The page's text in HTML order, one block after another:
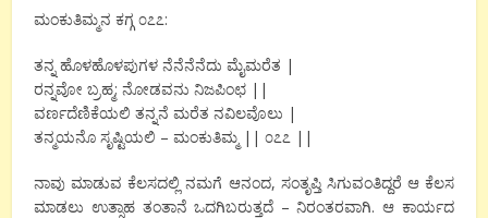
ಮಂಕುತಿಮ್ಮನ ಕಗ್ಗ ೦೭೭:
ತನ್ನ ಹೊಳಹೊಳಪುಗಳ ನೆನೆನೆನೆದು ಮೈಮರೆತ |
ರನ್ನವೋ ಬ್ರಹ್ಮ; ನೋಡವನು ನಿಜಪಿಂಛ ||
ವರ್ಣದೆಣಿಕೆಯಲಿ ತನ್ನನೆ ಮರೆತ ನವಿಲವೊಲು |
ತನ್ಮಯನೊ ಸೃಷ್ಟಿಯಲಿ – ಮಂಕುತಿಮ್ಮ || ೦೭೭ ||
ನಾವು ಮಾಡುವ ಕೆಲಸದಲ್ಲಿ ನಮಗೆ ಆನಂದ, ಸಂತೃಪ್ತಿ ಸಿಗುವಂತಿದ್ದರೆ ಆ ಕೆಲಸ
ಮಾಡಲು ಉತ್ಸಾಹ ತಂತಾನೆ ಒದಗಿಬರುತ್ತದೆ – ನಿರಂತರವಾಗಿ. ಆ ಕಾರ್ಯದ